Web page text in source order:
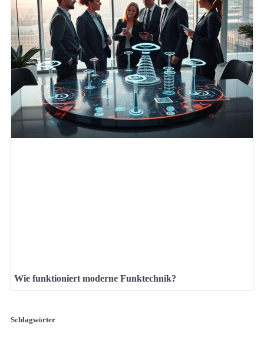
Wie funktioniert moderne Funktechnik?
Schlagwörter